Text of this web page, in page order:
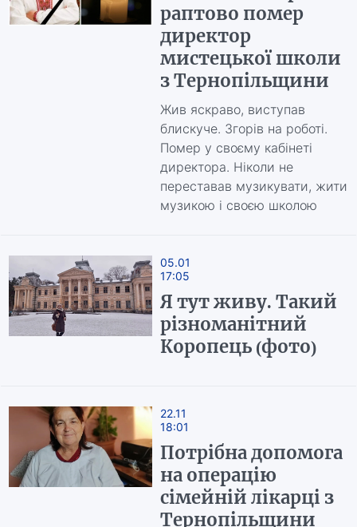
раптово помер
директор
мистецької школи
з Тернопільщини
Жив яскраво, виступав
блискуче. Згорів на роботі.
Помер у своєму кабінеті
директора. Ніколи не
переставав музикувати, жити
музикою і своєю школою
05.01
17:05
Я тут живу. Такий
різноманітний
Коропець (фото)
22.11
18:01
Потрібна допомога
на операцію
сімейній лікарці з
Тернопільщини